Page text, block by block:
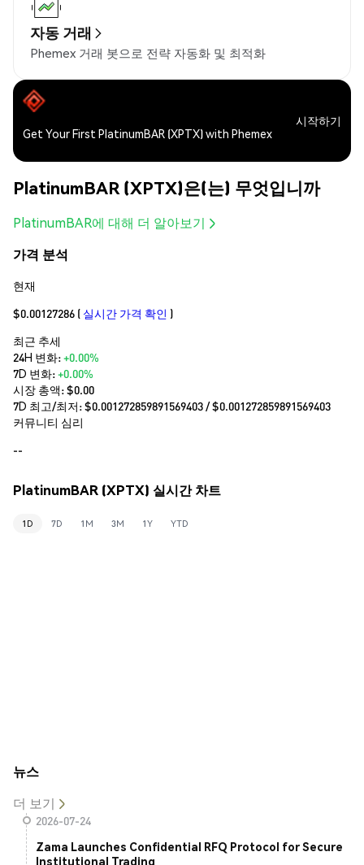
자동 거래
Phemex 거래 봇으로 전략 자동화 및 최적화
Get Your First PlatinumBAR (XPTX) with Phemex
시작하기
PlatinumBAR (XPTX)은(는) 무엇입니까
PlatinumBAR에 대해 더 알아보기
가격 분석
현재
$0.00127286 ( 실시간 가격 확인 )
최근 추세
24H 변화:+0.00%
7D 변화:+0.00%
시장 총액:$0.00
7D 최고/최저: $0.001272859891569403/ $0.001272859891569403
커뮤니티 심리
--
PlatinumBAR (XPTX) 실시간 차트
1D 7D 1M 3M 1Y YTD
뉴스
더 보기
2026-07-24
Zama Launches Confidential RFQ Protocol for Secure
Institutional Trading